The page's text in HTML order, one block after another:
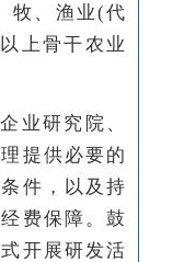
牧、渔业(代
上骨干农业
业研究院、
提供必要的
件，以及持
费保障。鼓
开展研发活